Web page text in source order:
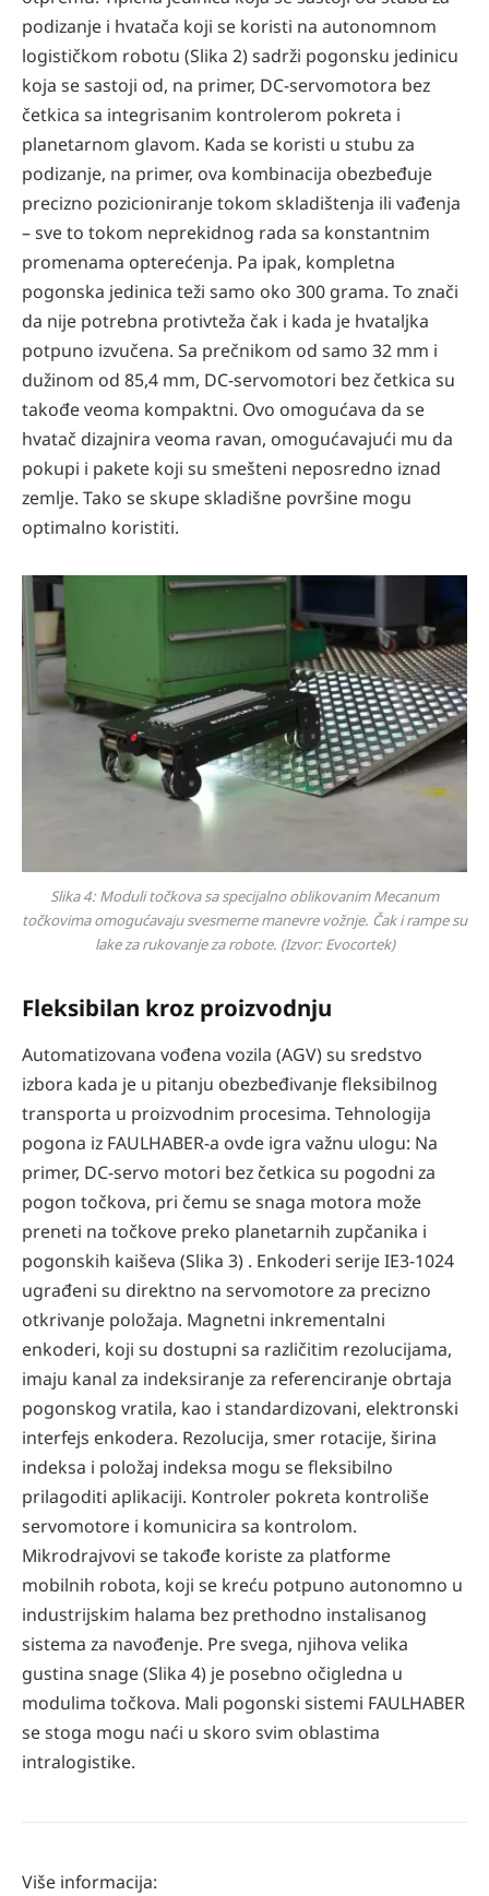
podizanje i hvatača koji se koristi na autonomnom
logističkom robotu (Slika 2) sadrži pogonsku jedinicu
koja se sastoji od, na primer, DC-servomotora bez
četkica sa integrisanim kontrolerom pokreta i
planetarnom glavom. Kada se koristi u stubu za
podizanje, na primer, ova kombinacija obezbeđuje
precizno pozicioniranje tokom skladištenja ili vađenja
– sve to tokom neprekidnog rada sa konstantnim
promenama opterećenja. Pa ipak, kompletna
pogonska jedinica teži samo oko 300 grama. To znači
da nije potrebna protivteža čak i kada je hvataljka
potpuno izvučena. Sa prečnikom od samo 32 mm i
dužinom od 85,4 mm, DC-servomotori bez četkica su
takođe veoma kompaktni. Ovo omogućava da se
hvatač dizajnira veoma ravan, omogućavajući mu da
pokupi i pakete koji su smešteni neposredno iznad
zemlje. Tako se skupe skladišne površine mogu
optimalno koristiti.
Slika 4: Moduli točkova sa specijalno oblikovanim Mecanum
točkovima omogućavaju svesmerne manevre vožnje. Čak i rampe su
lake za rukovanje za robote. (Izvor: Evocortek)
Fleksibilan kroz proizvodnju
Automatizovana vođena vozila (AGV) su sredstvo
izbora kada je u pitanju obezbeđivanje fleksibilnog
transporta u proizvodnim procesima. Tehnologija
pogona iz FAULHABER-a ovde igra važnu ulogu: Na
primer, DC-servo motori bez četkica su pogodni za
pogon točkova, pri čemu se snaga motora može
preneti na točkove preko planetarnih zupčanika i
pogonskih kaiševa (Slika 3) . Enkoderi serije IE3-1024
ugrađeni su direktno na servomotore za precizno
otkrivanje položaja. Magnetni inkrementalni
enkoderi, koji su dostupni sa različitim rezolucijama,
imaju kanal za indeksiranje za referenciranje obrtaja
pogonskog vratila, kao i standardizovani, elektronski
interfejs enkodera. Rezolucija, smer rotacije, širina
indeksa i položaj indeksa mogu se fleksibilno
prilagoditi aplikaciji. Kontroler pokreta kontroliše
servomotore i komunicira sa kontrolom.
Mikrodrajvovi se takođe koriste za platforme
mobilnih robota, koji se kreću potpuno autonomno u
industrijskim halama bez prethodno instalisanog
sistema za navođenje. Pre svega, njihova velika
gustina snage (Slika 4) je posebno očigledna u
modulima točkova. Mali pogonski sistemi FAULHABER
se stoga mogu naći u skoro svim oblastima
intralogistike.
Više informacija: